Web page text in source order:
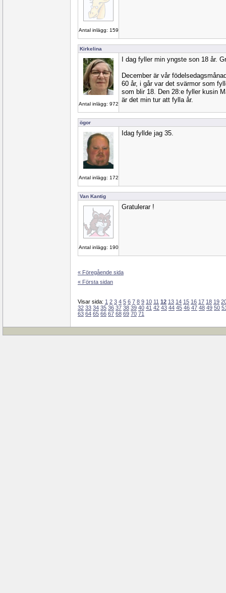
Antal inlägg: 159
Kirkelina
Antal inlägg: 972
I dag fyller min yngste son 18 år.
December är vår
60 år, i går var det svärmor som
som blir 18. Den 28:e fyller kusin
är det min tur att fylla år.
ögor
Antal inlägg: 172
Idag fyllde jag 35.
Van Kantig
Antal inlägg: 190
Gratulerar !
« Föregående sida
« Första sidan
Visar sida: 1 2 3 4 5 6 7 8 9 10 11 12 13 14 15 16 17 18 19
32 33 34 35 36 37 38 39 40 41 42 43 44 45 46 47 48 49 50
63 64 65 66 67 68 69 70 71